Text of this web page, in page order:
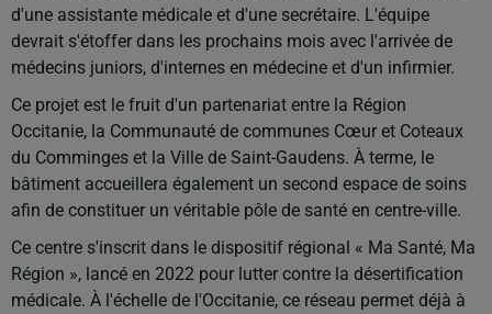
d'une assistante médicale et d'une secrétaire. L'équipe
devrait s'étoffer dans les prochains mois avec l'arrivée de
médecins juniors, d'internes en médecine et d'un infirmier.
Ce projet est le fruit d'un partenariat entre la Région
Occitanie, la Communauté de communes Cœur et Coteaux
du Comminges et la Ville de Saint-Gaudens. À terme, le
bâtiment accueillera également un second espace de soins
afin de constituer un véritable pôle de santé en centre-ville.
Ce centre s'inscrit dans le dispositif régional « Ma Santé, Ma
Région », lancé en 2022 pour lutter contre la désertification
médicale. À l'échelle de l'Occitanie, ce réseau permet déjà à